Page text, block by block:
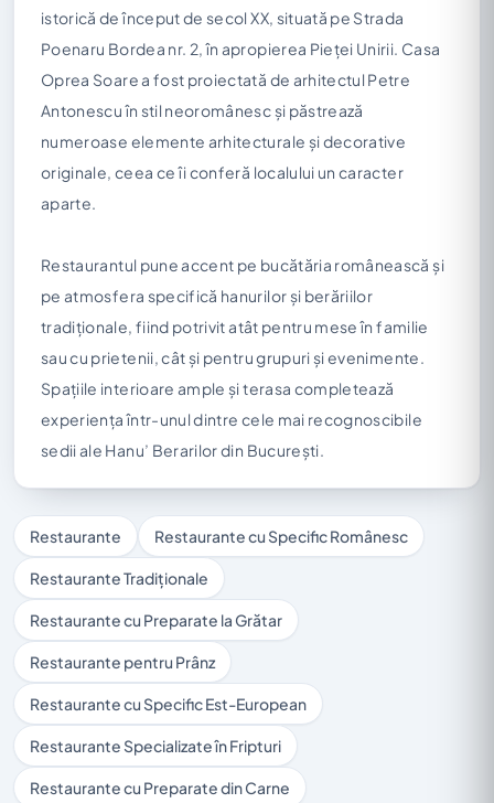
istorică de început de secol XX, situată pe Strada
Poenaru Bordea nr. 2, în apropierea Pieței Unirii. Casa
Oprea Soare a fost proiectată de arhitectul Petre
Antonescu în stil neoromânesc și păstrează
numeroase elemente arhitecturale și decorative
originale, ceea ce îi conferă localului un caracter
aparte.
Restaurantul pune accent pe bucătăria românească și
pe atmosfera specifică hanurilor și berăriilor
tradiționale, fiind potrivit atât pentru mese în familie
sau cu prietenii, cât și pentru grupuri și evenimente.
Spațiile interioare ample și terasa completează
experiența într-unul dintre cele mai recognoscibile
sedii ale Hanu’ Berarilor din București.
Restaurante Restaurante cu Specific Românesc
Restaurante Tradiționale
Restaurante cu Preparate la Grătar
Restaurante pentru Prânz
Restaurante cu Specific Est-European
Restaurante Specializate în Fripturi
Restaurante cu Preparate din Carne